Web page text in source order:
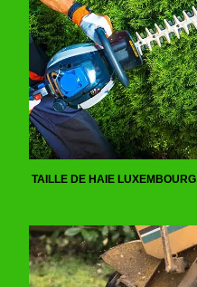
TAILLE DE HAIE LUXEMBOURG